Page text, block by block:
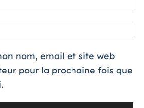
nom, email et site web
pour la prochaine fois que